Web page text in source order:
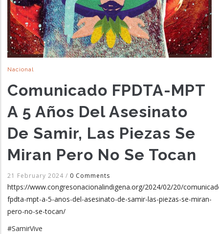
Nacional
Comunicado FPDTA-MPT
A 5 Años Del Asesinato
De Samir, Las Piezas Se
Miran Pero No Se Tocan
21 February 2024 / 0 Comments
https://www.congresonacionalindigena.org/2024/02/20/
fpdta-mpt-a-5-anos-del-asesinato-de-samir-las-piezas-se-miran-
pero-no-se-tocan/
#SamirVive